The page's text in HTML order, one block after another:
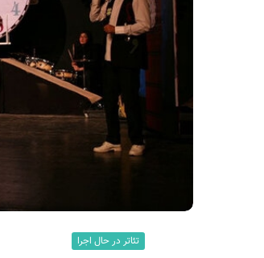
تئاتر در حال اجرا